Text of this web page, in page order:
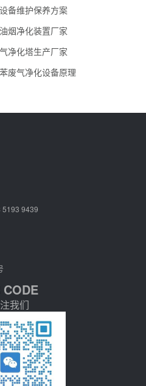
备维护保养方案
烟净化装置厂家
净化塔生产厂家
废气净化设备原理
5193 9439
CODE
我们